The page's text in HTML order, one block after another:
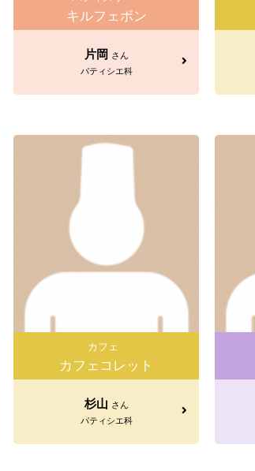
キルフェボン
片岡 さん
パティシエ科
カフェ
カフェコレット
杉山 さん
パティシエ科